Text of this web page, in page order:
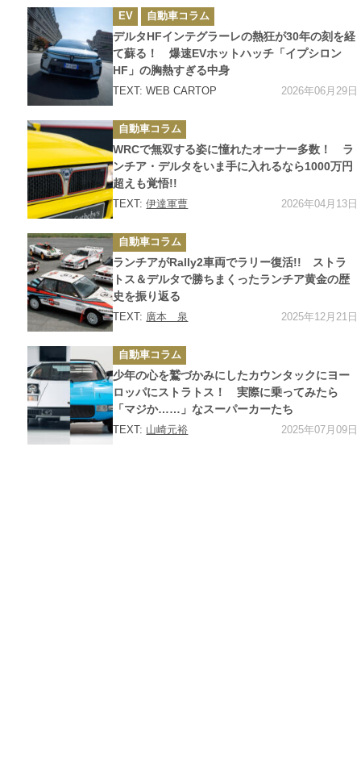
カ
テ
ゴ
リ
ー
EV 自動車コラム
デルタHFインテグラーレの熱狂が30年の刻を経
て蘇る！ 爆速EVホットハッチ「イプシロン
HF」の胸熱すぎる中身
TEXT: WEB CARTOP 2026年06月29日
カ
テ
ゴ
リ
ー
自動車コラム
WRCで無双する姿に憧れたオーナー多数！ ラ
ンチア・デルタをいま手に入れるなら1000万円
超えも覚悟!!
TEXT:伊達軍曹 2026年04月13日
カ
テ
ゴ
リ
ー
自動車コラム
ランチアがRally2車両でラリー復活!! ストラ
トス＆デルタで勝ちまくったランチア黄金の歴
史を振り返る
TEXT: 廣本 泉 2025年12月21日
カ
テ
ゴ
リ
ー
自動車コラム
少年の心を鷲づかみにしたカウンタックにヨー
ロッパにストラトス！ 実際に乗ってみたら
「マジか……」なスーパーカーたち
TEXT: 山崎元裕 2025年07月09日